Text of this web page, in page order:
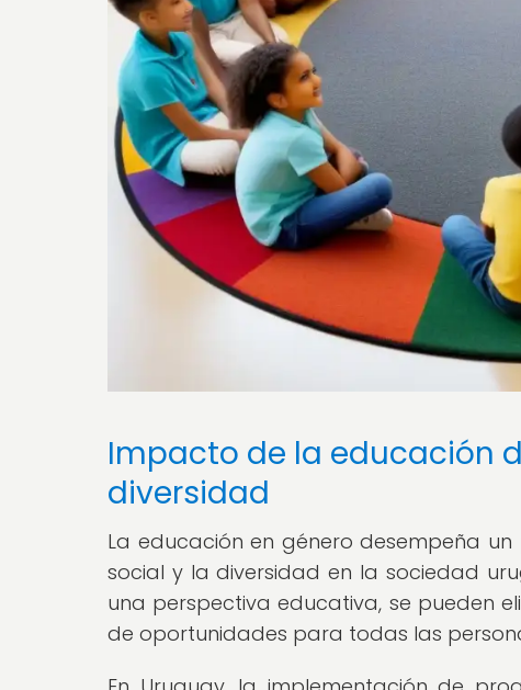
Impacto de la educación
diversidad
La educación en género desempeña
social y la diversidad en la sociedad
una perspectiva educativa, se pueden
de oportunidades para todas las